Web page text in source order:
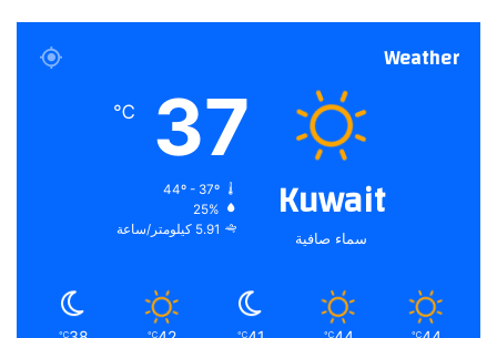
Weather
Kuwait
سماء صافية
37
℃
44º - 37º
25%
5.91 كيلومتر/ساعة
℃
℃
℃
℃
℃